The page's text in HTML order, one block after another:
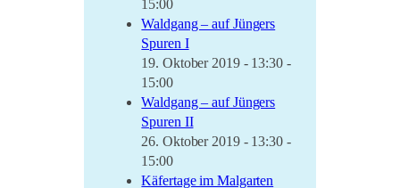
15:00
Waldgang – auf Jüngers
Spuren I
19. Oktober 2019 - 13:30 -
15:00
Waldgang – auf Jüngers
Spuren II
26. Oktober 2019 - 13:30 -
15:00
Käfertage im Malgarten